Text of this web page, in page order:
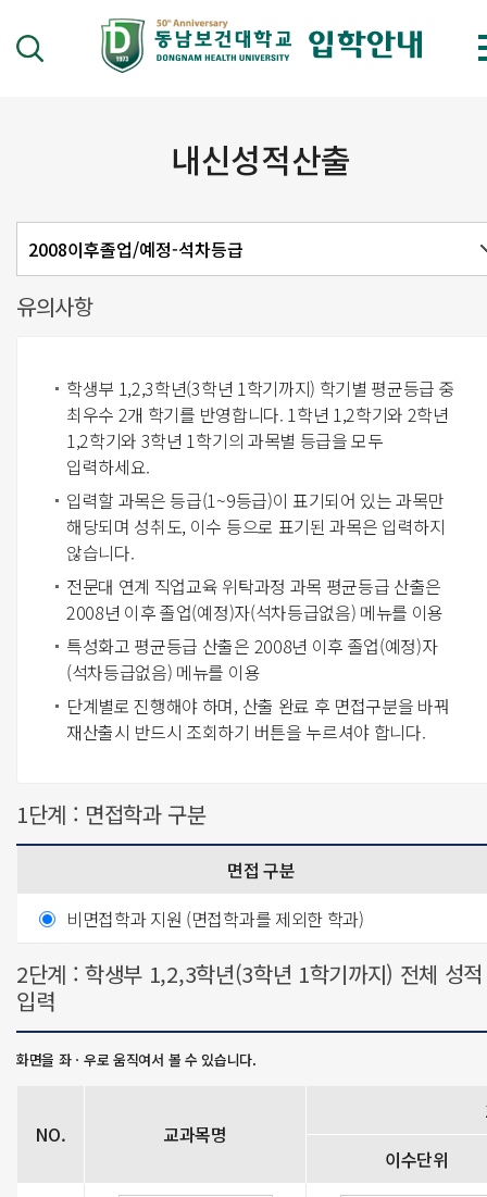
내신성적산출
유의사항
학생부 1,2,3학년(3학년 1학기까지) 학기별 평균등급 중
최우수 2개 학기를 반영합니다. 1학년 1,2학기와 2학년
1,2학기와 3학년 1학기의 과목별 등급을 모두
입력하세요.
입력할 과목은 등급(1~9등급)이 표기되어 있는 과목만
해당되며 성취도, 이수 등으로 표기된 과목은 입력하지
않습니다.
전문대 연계 직업교육 위탁과정 과목 평균등급 산출은
2008년 이후 졸업(예정)자(석차등급없음) 메뉴를 이용
특성화고 평균등급 산출은 2008년 이후 졸업(예정)자
(석차등급없음) 메뉴를 이용
단계별로 진행해야 하며, 산출 완료 후 면접구분을 바꿔
재산출시 반드시 조회하기 버튼을 누르셔야 합니다.
1단계 : 면접학과 구분
면접 구분
비면접학과 지원 (면접학과를 제외한 학과)
2단계 : 학생부 1,2,3학년(3학년 1학기까지) 전체 성적
입력
NO. 교과목명
이수단위